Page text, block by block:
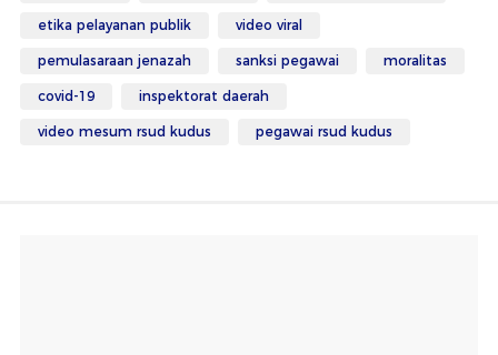
etika pelayanan publik video viral
pemulasaraan jenazah sanksi pegawai moralitas
covid-19 inspektorat daerah
video mesum rsud kudus pegawai rsud kudus